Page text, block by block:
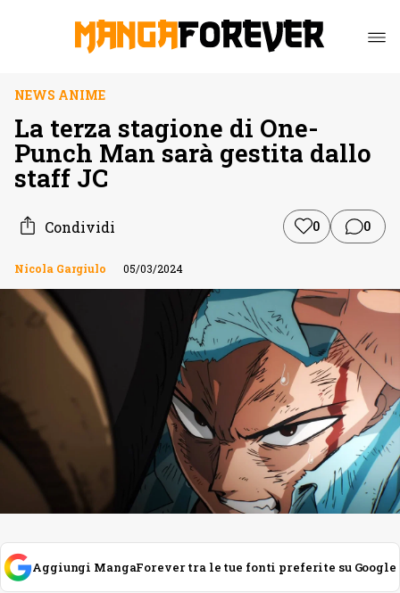
NEWS ANIME
La terza stagione di One-
Punch Man sarà gestita dallo
staff JC
Condividi 0 0
Nicola Gargiulo 05/03/2024
Aggiungi MangaForever tra le tue fonti preferite su Google